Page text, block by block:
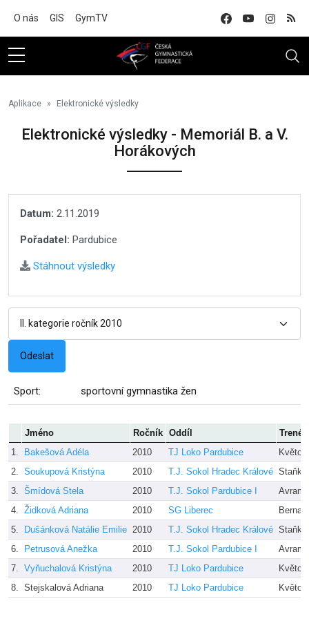
O nás GIS GymTV
Aplikace Elektronické výsledky
Elektronické výsledky - Memoriál B. a V.
Horákových
Datum: 2.11.2019
Pořadatel: Pardubice
Stáhnout výsledky
Sport: sportovní gymnastika žen
Jméno Ročník Oddíl
Trenér
1.
Bakešová Adéla 2010 TJ Loko Pardubice
2. Soukupová Kristýna 2010 T.J. Sokol Hradec Králové
3. Šmídová Stela 2010 T.J. Sokol Pardubice I
4. Židková Adriana 2010 SG Liberec
5.
Dušánková Natálie Emilie 2010 T.J. Sokol Hradec Králové
6.
Petrusová Anežka 2010 T.J. Sokol Pardubice I
7. Vyňuchalová Kristýna 2010 TJ Loko Pardubice
8. Stejskalová Adriana 2010 TJ Loko Pardubice